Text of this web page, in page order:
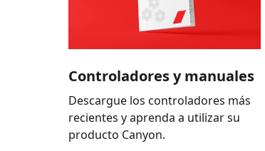
Controladores y manuales
Descargue los controladores más
recientes y aprenda a utilizar su
producto Canyon.